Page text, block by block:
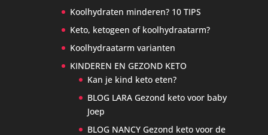
Koolhydraten minderen? 10 TIPS
Keto, ketogeen of koolhydraatarm?
Koolhydraatarm varianten
KINDEREN EN GEZOND KETO
Kan je kind keto eten?
BLOG LARA Gezond keto voor baby
Joep
BLOG NANCY Gezond keto voor de